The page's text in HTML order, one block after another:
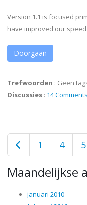
Version 1.1 is focused
have improved our speed
Doorgaan
Trefwoorden : Geen
Discussies : 14 Comments
1 4 5
Maandelijkse
januari 2010